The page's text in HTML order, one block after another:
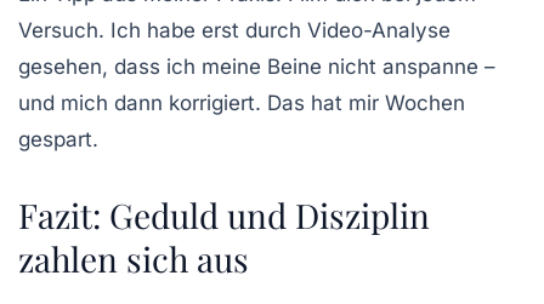
Versuch. Ich habe erst durch Video-Analyse
gesehen, dass ich meine Beine nicht anspanne –
und mich dann korrigiert. Das hat mir Wochen
gespart.
Fazit: Geduld und Disziplin
zahlen sich aus